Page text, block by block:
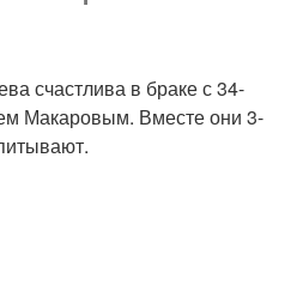
счастлива в браке с 34-
Макаровым. Вместе они 3-